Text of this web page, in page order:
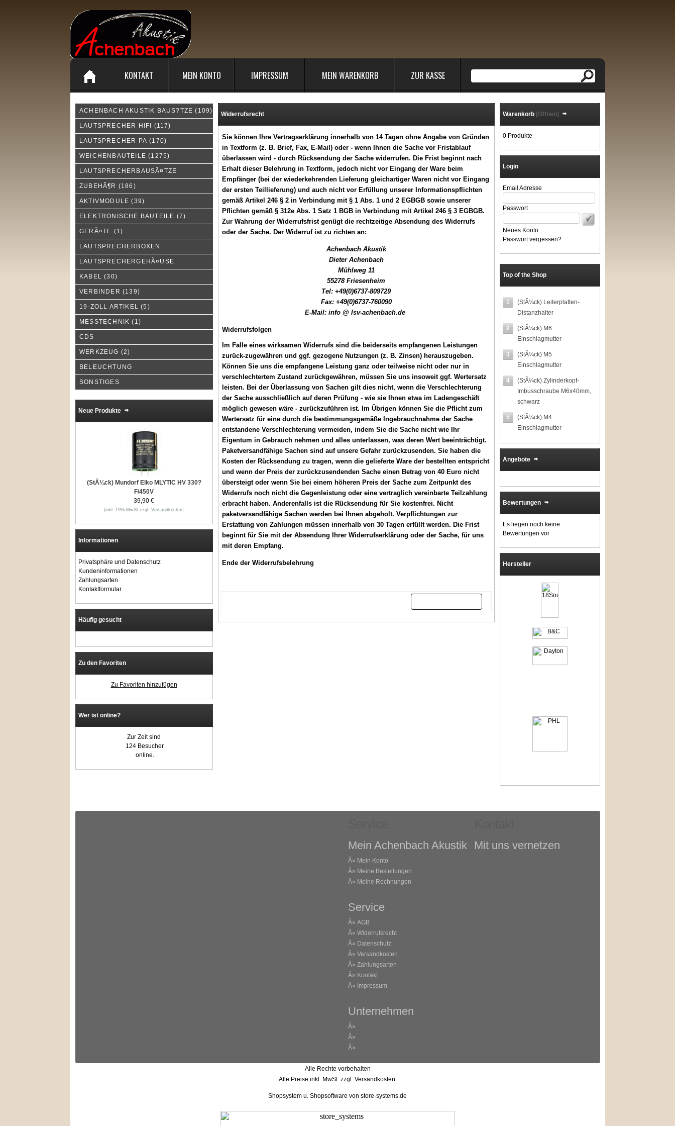
KONTAKT MEIN KONTO IMPRESSUM MEIN WARENKORB ZUR KASSE
ACHENBACH AKUSTIK BAUS?TZE (109)
LAUTSPRECHER HIFI (117)
LAUTSPRECHER PA (170)
WEICHENBAUTEILE (1275)
LAUTSPRECHERBAUSÃ¤TZE
ZUBEHÃ¶R (186)
AKTIVMODULE (39)
ELEKTRONISCHE BAUTEILE (7)
GERÃ¤TE (1)
LAUTSPRECHERBOXEN
LAUTSPRECHERGEHÃ¤USE
KABEL (30)
VERBINDER (139)
19-ZOLL ARTIKEL (5)
MESSTECHNIK (1)
CDS
WERKZEUG (2)
BELEUCHTUNG
SONSTIGES
Neue Produkte
(StÃ¼ck) Mundorf Elko MLYTIC HV 330?
F/450V
39,90 €
[inkl. 19% MwSt zzgl. Versandkosten]
Informationen
Privatsphäre und Datenschutz
Kundeninformationen
Zahlungsarten
Kontaktformular
Häufig gesucht
Zu den Favoriten
Zu Favoriten hinzufügen
Wer ist online?
Zur Zeit sind
124 Besucher
online.
Widerrufsrecht
Sie können Ihre Vertragserklärung innerhalb von 14 Tagen ohne Angabe von Gründen
in Textform (z. B. Brief, Fax, E-Mail) oder - wenn Ihnen die Sache vor Fristablauf
überlassen wird - durch Rücksendung der Sache widerrufen. Die Frist beginnt nach
Erhalt dieser Belehrung in Textform, jedoch nicht vor Eingang der Ware beim
Empfänger (bei der wiederkehrenden Lieferung gleichartiger Waren nicht vor Eingang
der ersten Teillieferung) und auch nicht vor Erfüllung unserer Informationspflichten
gemäß Artikel 246 § 2 in Verbindung mit § 1 Abs. 1 und 2 EGBGB sowie unserer
Pflichten gemäß § 312e Abs. 1 Satz 1 BGB in Verbindung mit Artikel 246 § 3 EGBGB.
Zur Wahrung der Widerrufsfrist genügt die rechtzeitige Absendung des Widerrufs
oder der Sache. Der Widerruf ist zu richten an:
Achenbach Akustik
Dieter Achenbach
Mühlweg 11
55278 Friesenheim
Tel: +49(0)6737-809729
Fax: +49(0)6737-760090
E-Mail: info @ lsv-achenbach.de
Widerrufsfolgen
Im Falle eines wirksamen Widerrufs sind die beiderseits empfangenen Leistungen
zurück-zugewähren und ggf. gezogene Nutzungen (z. B. Zinsen) herauszugeben.
Können Sie uns die empfangene Leistung ganz oder teilweise nicht oder nur in
verschlechtertem Zustand zurückgewähren, müssen Sie uns insoweit ggf. Wertersatz
leisten. Bei der Überlassung von Sachen gilt dies nicht, wenn die Verschlechterung
der Sache ausschließlich auf deren Prüfung - wie sie Ihnen etwa im Ladengeschäft
möglich gewesen wäre - zurückzuführen ist. Im Übrigen können Sie die Pflicht zum
Wertersatz für eine durch die bestimmungsgemäße Ingebrauchnahme der Sache
entstandene Verschlechterung vermeiden, indem Sie die Sache nicht wie Ihr
Eigentum in Gebrauch nehmen und alles unterlassen, was deren Wert beeinträchtigt.
Paketversandfähige Sachen sind auf unsere Gefahr zurückzusenden. Sie haben die
Kosten der Rücksendung zu tragen, wenn die gelieferte Ware der bestellten entspricht
und wenn der Preis der zurückzusendenden Sache einen Betrag von 40 Euro nicht
übersteigt oder wenn Sie bei einem höheren Preis der Sache zum Zeitpunkt des
Widerrufs noch nicht die Gegenleistung oder eine vertraglich vereinbarte Teilzahlung
erbracht haben. Anderenfalls ist die Rücksendung für Sie kostenfrei. Nicht
paketversandfähige Sachen werden bei Ihnen abgeholt. Verpflichtungen zur
Erstattung von Zahlungen müssen innerhalb von 30 Tagen erfüllt werden. Die Frist
beginnt für Sie mit der Absendung Ihrer Widerrufserklärung oder der Sache, für uns
mit deren Empfang.
Ende der Widerrufsbelehrung
Warenkorb[Öffnen]
0 Produkte
Login
Email Adresse
Passwort
Neues Konto
Passwort vergessen?
Top of the Shop
1
(StÃ¼ck) Leiterplatten-
Distanzhalter
2
(StÃ¼ck) M6
Einschlagmutter
3
(StÃ¼ck) M5
Einschlagmutter
4
(StÃ¼ck) Zylinderkopf-
Imbusschraube M6x40mm,
schwarz
5
(StÃ¼ck) M4
Einschlagmutter
Angebote
Bewertungen
Es liegen noch keine
Bewertungen vor
Hersteller
Mein Achenbach Akustik
Â» Mein Konto
Â» Meine Bestellungen
Â» Meine Rechnungen
Service
Â» AGB
Â» Widerrufsrecht
Â» Datenschutz
Â» Versandkosten
Â» Zahlungsarten
Â» Kontakt
Â» Impressum
Unternehmen
Â»
Â»
Â»
Mit uns vernetzen
Alle Rechte vorbehalten
Alle Preise inkl. MwSt. zzgl. Versandkosten
Shopsystem u. Shopsoftware von store-systems.de